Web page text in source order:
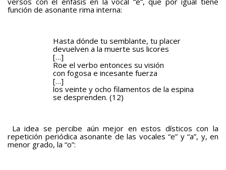
función de asonante rima interna:
Hasta dónde tu semblante, tu placer
devuelven a la muerte sus licores
[…]
Roe el verbo entonces su visión
con fogosa e incesante fuerza
[…]
los veinte y ocho filamentos de la espina
se desprenden. (12)
La idea se percibe aún mejor en estos dísticos con la
repetición periódica asonante de las vocales “e” y “a”, y, en
menor grado, la “o”: